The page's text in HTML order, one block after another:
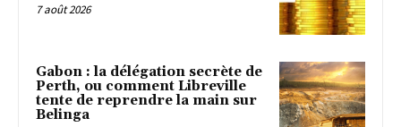
7 août 2026
Gabon : la délégation secrète de
Perth, ou comment Libreville
tente de reprendre la main sur
Belinga